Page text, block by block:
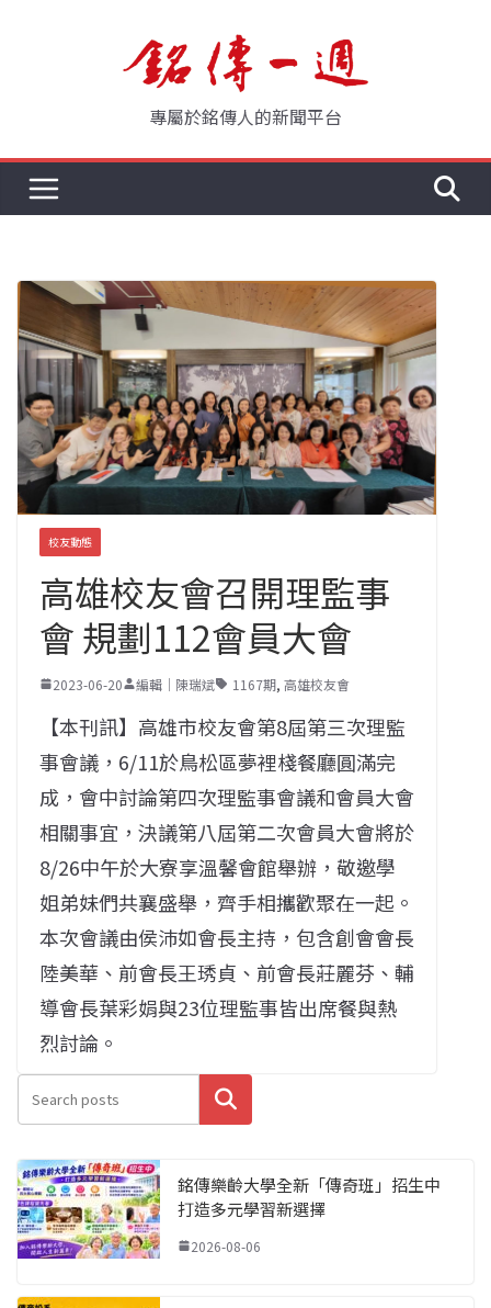
專屬於銘傳人的新聞平台
校友動態
高雄校友會召開理監事
會 規劃112會員大會
2023-06-20 編輯｜陳瑞斌 1167期, 高雄校友會
【本刊訊】高雄市校友會第8屆第三次理監
事會議， 6/11於鳥松區夢裡棧餐廳圓滿完
成， 會中討論第四次理監事會議和會員大會
相關事宜， 決議第八屆第二次會員大會將於
8/26中午於大寮享溫馨會館舉辦，敬邀學
姐弟妹們共襄盛舉，齊手相攜歡聚在一起。
本次會議由侯沛如會長主持，包含創會會長
陸美華、 前會長王琇貞、前會長莊麗芬、輔
導會長葉彩娟與23位理監事皆出席餐與熱
烈討論。
搜尋
銘傳樂齡大學全新「傳奇班」招生中
打造多元學習新選擇
2026-08-06